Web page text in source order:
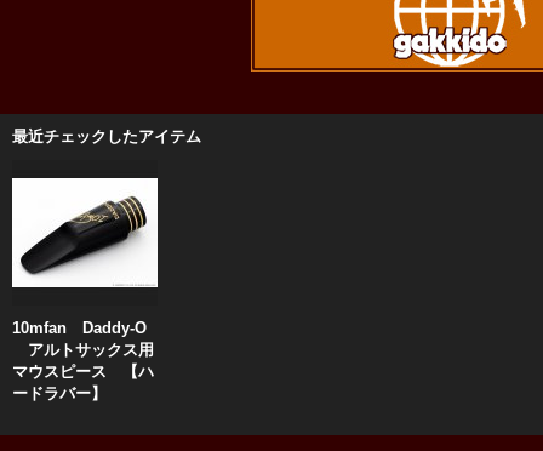
最近チェックしたアイテム
10mfan Daddy-O
アルトサックス用
マウスピース 【ハ
ードラバー】